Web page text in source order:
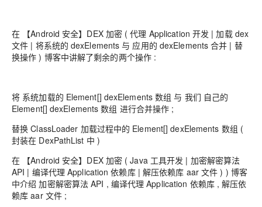
在 【Android 安全】DEX 加密 ( 代理 Application 开发 | 加载 dex
文件 | 将系统的 dexElements 与 应用的 dexElements 合并 | 替
换操作 ) 博客中讲解了剩余的两个操作 :
将 系统加载的 Element[] dexElements 数组 与 我们 自己的
Element[] dexElements 数组 进行合并操作 ;
替换 ClassLoader 加载过程中的 Element[] dexElements 数组 (
封装在 DexPathList 中 )
在 【Android 安全】DEX 加密 ( Java 工具开发 | 加密解密算法
API | 编译代理 Application 依赖库 | 解压依赖库 aar 文件 ) ) 博客
中介绍 加密解密算法 API , 编译代理 Application 依赖库 , 解压依
赖库 aar 文件 ;